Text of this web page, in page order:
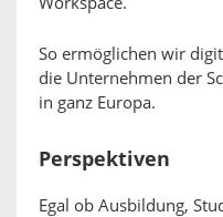
So ermöglichen wir
die Unternehmen der
in ganz Europa.
Perspektiven
Egal ob Ausbildung,